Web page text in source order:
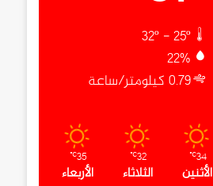
32º - 25º
22%
0.79 كيلومتر/ساعة
34
℃
الأثنين
32
℃
الثلاثاء
35
℃
الأربعاء